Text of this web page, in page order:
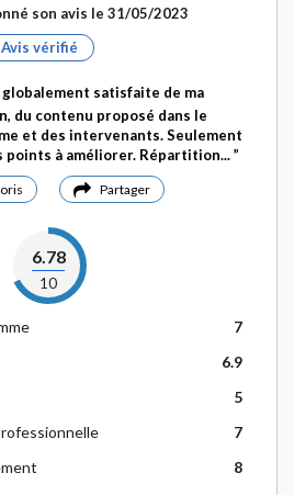
son avis le 31/05/2023
Avis vérifié
globalement satisfaite de ma
du contenu proposé dans le
et des intervenants. Seulement
points à améliorer. Répartition...
Partager
6.78
10
7
6.9
5
7
8